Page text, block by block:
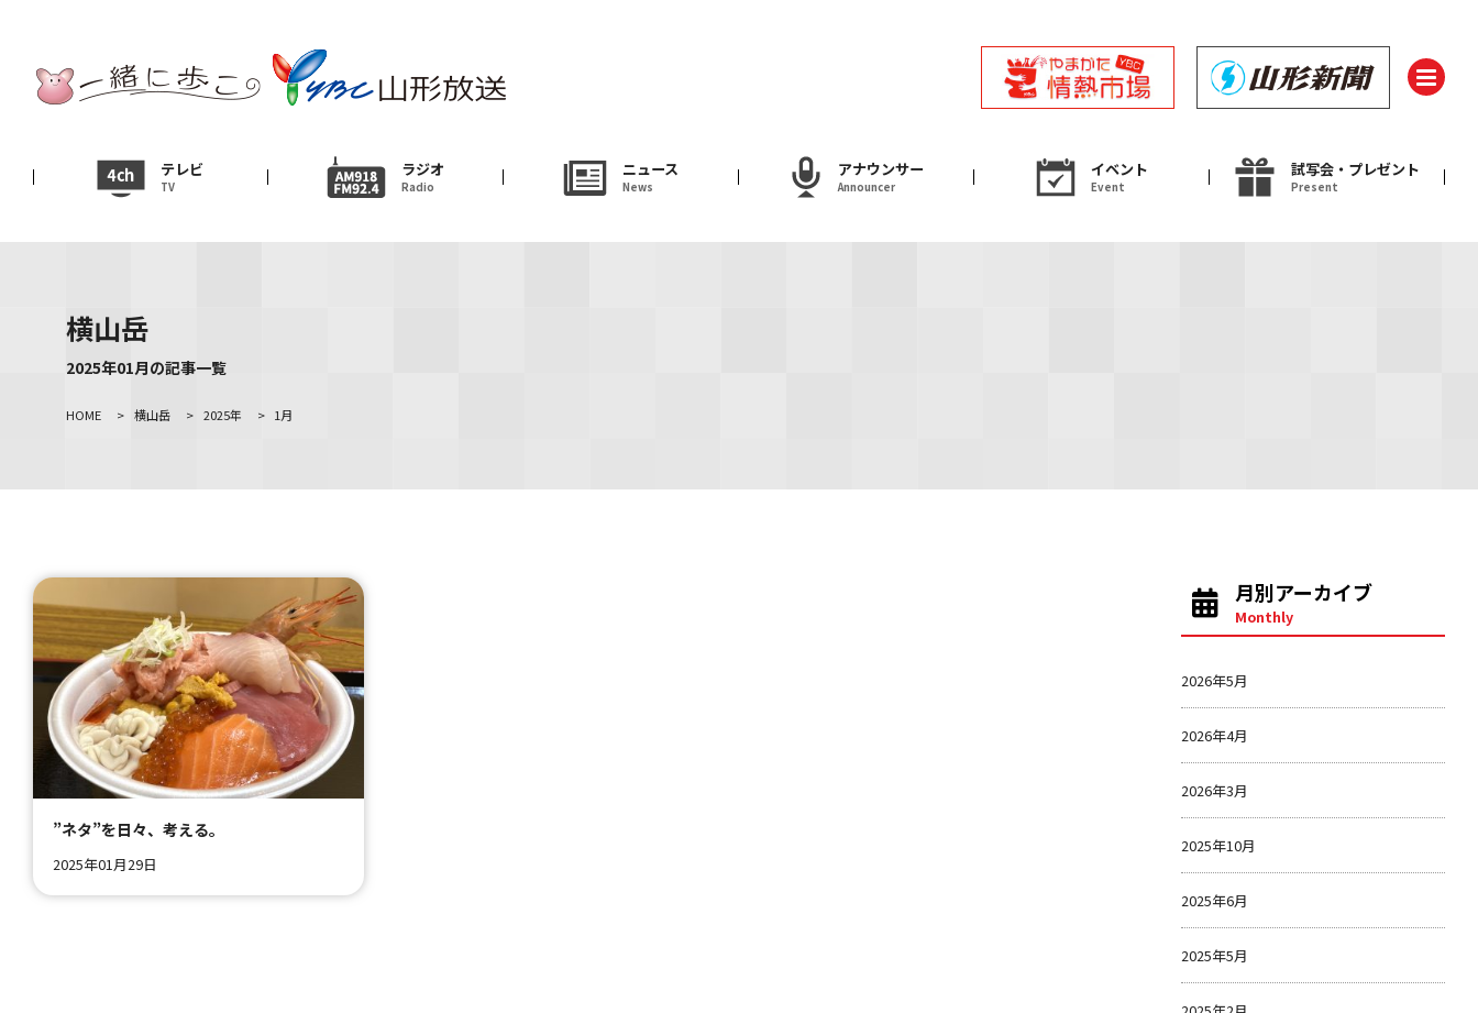
テレビ
TV
ラジオ
Radio
ニュース
News
アナウンサー
Announcer
イベント
Event
試写会・プレゼント
Present
テレビ
ニュース
News
アナウンサー
Announcer
イベント 試写会・プレゼント
ＹＢＣオンデマンド
横山岳
2025年01月の記事一覧
HOME > 横山岳 > 2025年 > 1月
”ネタ”を日々、考える。
2025年01月29日
月別アーカイブ
Monthly
2026年5月
2026年4月
2026年3月
2025年10月
2025年6月
2025年5月